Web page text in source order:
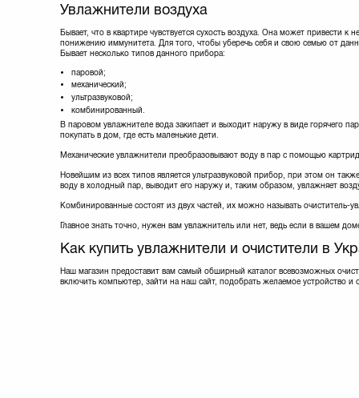
Увлажнители воздуха
Бывает, что в квартире чувствуется сухость воздуха. Она может
понижению иммунитета. Для того, чтобы уберечь себя и свою семью от
Бывает несколько типов данного прибора:
паровой;
механический;
ультразвуковой;
комбинированный.
В паровом увлажнителе вода закипает и выходит наружу в виде горячего
покупать в дом, где есть маленькие дети.
Механические увлажнители преобразовывают воду в пар с помощью
Новейшим из всех типов является ультразвуковой прибор, при этом он
воду в холодный пар, выводит его наружу и, таким образом, увлажняет
Комбинированные состоят из двух частей, их можно называть
Главное знать точно, нужен вам увлажнитель или нет, ведь если в вашем
Как купить увлажнители и очистители в
Наш магазин предоставит вам самый обширный каталог всевозможных
включить компьютер, зайти на наш сайт, подобрать желаемое устройство и